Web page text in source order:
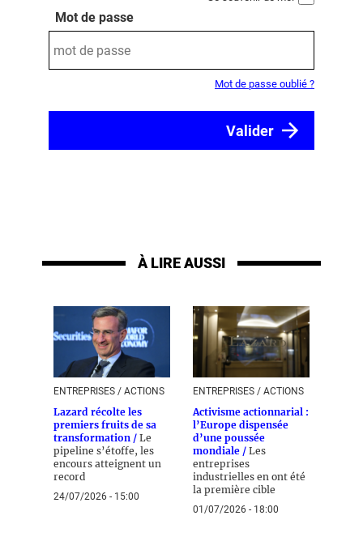
Mot de passe
Mot de passe oublié ?
À LIRE AUSSI
ENTREPRISES / ACTIONS
Lazard récolte les
premiers fruits de sa
transformation / Le
pipeline s’étoffe, les
encours atteignent un
record
24/07/2026 - 15:00
ENTREPRISES / ACTIONS
Activisme actionnarial :
l’Europe dispensée
d’une poussée
mondiale / Les
entreprises
industrielles en ont été
la première cible
01/07/2026 - 18:00